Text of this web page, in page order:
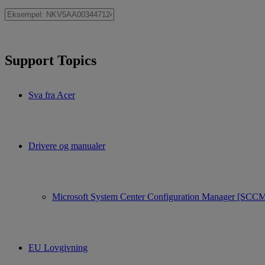
Support Topics
Sva fra Acer
Drivere og manualer
Microsoft System Center Configuration Manager
EU Lovgivning